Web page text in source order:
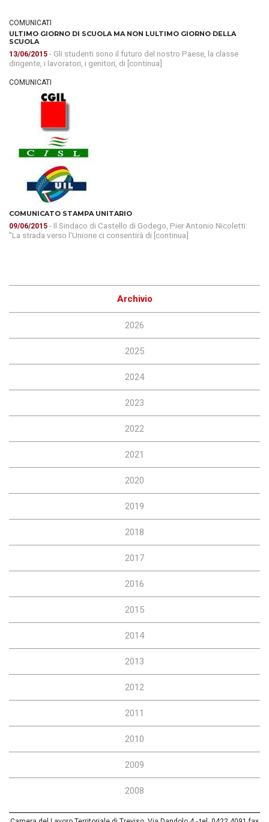
COMUNICATI
ULTIMO GIORNO DI SCUOLA MA NON LULTIMO GIORNO DELLA
SCUOLA
13/06/2015 - Gli studenti sono il futuro del nostro Paese, la classe
dirigente, i lavoratori, i genitori, di [continua]
COMUNICATI
COMUNICATO STAMPA UNITARIO
09/06/2015 - Il Sindaco di Castello di Godego, Pier Antonio Nicoletti:
"La strada verso l'Unione ci consentirà di [continua]
Archivio
2026
2025
2024
2023
2022
2021
2020
2019
2018
2017
2016
2015
2014
2013
2012
2011
2010
2009
2008